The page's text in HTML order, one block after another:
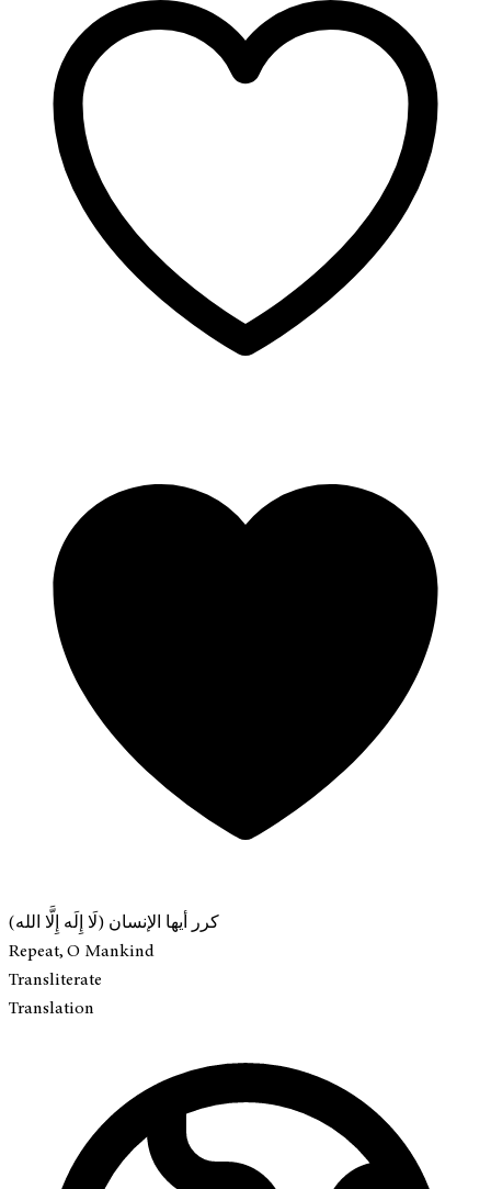
كرر أيها الإنسان (لَا إِلَه إِلَّا الله)
Repeat, O Mankind
Transliterate
Translation